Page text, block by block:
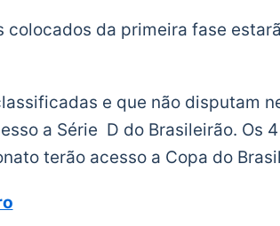
colocados da primeira fase
e que não disputam
a Série D do Brasileirão. Os
terão acesso a Copa do